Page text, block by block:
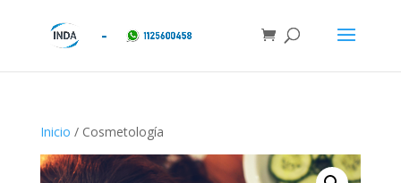
Inicio / Cosmetología